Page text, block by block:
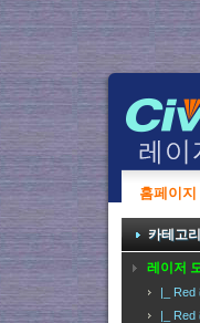
홈페이지
카테고리
레이저
|_ Red
|_ Red